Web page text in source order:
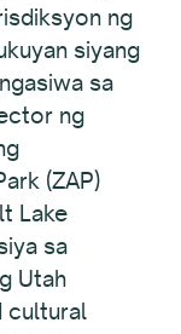
ng
siyang
sa
ng
(ZAP)
Lake
sa
Utah
cultural